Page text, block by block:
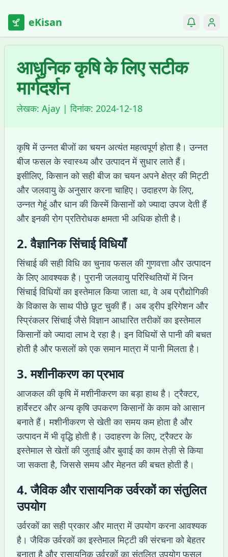
eKisan
आधुनिक कृषि के लिए सटीक
मार्गदर्शन
लेखक: Ajay | दिनांक: 2024-12-18
कृषि में उन्नत बीजों का चयन अत्यंत महत्वपूर्ण होता है। उन्नत
बीज फसल के स्वास्थ्य और उत्पादन में सुधार लाते हैं।
इसीलिए, किसान को सही बीज का चयन अपने क्षेत्र की मिट्टी
और जलवायु के अनुसार करना चाहिए। उदाहरण के लिए,
उन्नत गेहूं और धान की किस्में किसानों को ज्यादा उपज देती हैं
और इनकी रोग प्रतिरोधक क्षमता भी अधिक होती है।
2. वैज्ञानिक सिंचाई विधियाँ
सिंचाई की सही विधि का चुनाव फसल की गुणवत्ता और उत्पादन
के लिए आवश्यक है। पुरानी जलवायु परिस्थितियों में जिन
सिंचाई विधियों का इस्तेमाल किया जाता था, वे अब प्रौद्योगिकी
के विकास के साथ पीछे छूट चुकी हैं। अब ड्रीप इरिगेशन और
स्प्रिंकलर सिंचाई जैसे विज्ञान आधारित तरीकों का इस्तेमाल
किसानों को ज्यादा लाभ दे रहा है। इन विधियों से पानी की बचत
होती है और फसलों को एक समान मात्रा में पानी मिलता है।
3. मशीनीकरण का प्रभाव
आजकल की कृषि में मशीनीकरण का बड़ा हाथ है। ट्रैक्टर,
हार्वेस्टर और अन्य कृषि उपकरण किसानों के काम को आसान
बनाते हैं। मशीनीकरण से खेती का समय कम होता है और
उत्पादन में भी वृद्धि होती है। उदाहरण के लिए, ट्रैक्टर के
इस्तेमाल से खेतों की जुताई और बुवाई का काम तेज़ी से किया
जा सकता है, जिससे समय और मेहनत की बचत होती है।
4. जैविक और रासायनिक उर्वरकों का संतुलित
उपयोग
उर्वरकों का सही प्रकार और मात्रा में उपयोग करना आवश्यक
है। जैविक उर्वरकों का इस्तेमाल मिट्टी की संरचना को बेहतर
बनाता है और रासायनिक उर्वरकों का संतुलित उपयोग फसल